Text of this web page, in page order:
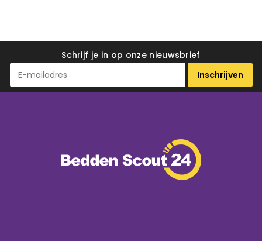
Schrijf je in op onze nieuwsbrief
Inschrijven